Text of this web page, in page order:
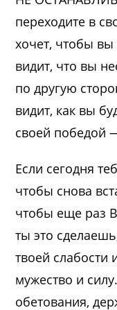
переходите в
хочет, чтобы вы
видит, что вы
по другую
видит, как вы
своей победой
Если сегодня
чтобы снова
чтобы еще раз
ты это
твоей слабости
мужество и
обетования,